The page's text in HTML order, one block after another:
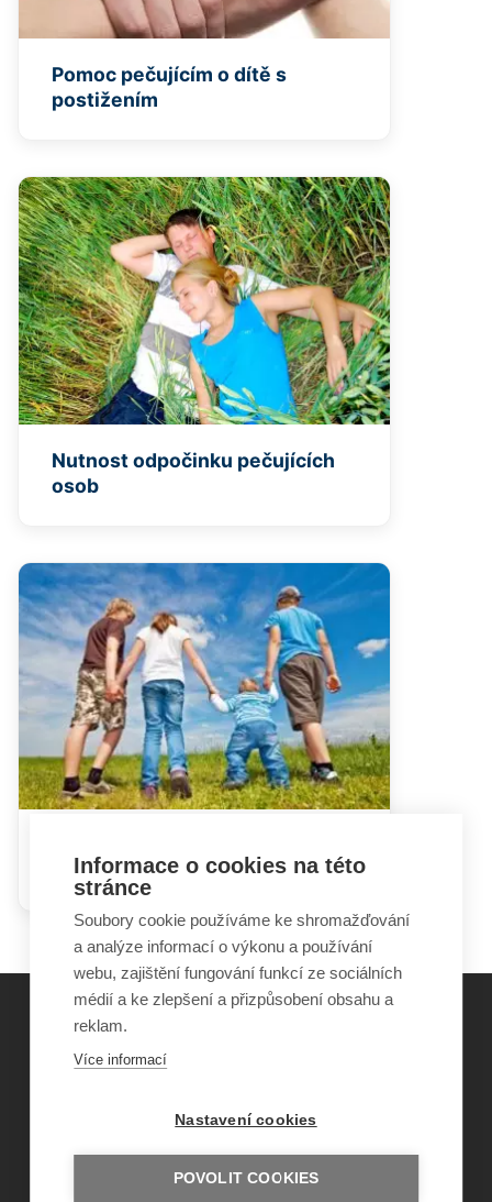
Pomoc pečujícím o dítě s
postižením
Nutnost odpočinku pečujících
osob
dítě
©Obecně prospěšná společnost Sirius
ISSN 1805-8876
nazory@sancedetem.cz
Odběr novinek e-mailem
Informace o cookies na této
stránce
Soubory cookie používáme ke shromažďování
a analýze informací o výkonu a používání
webu, zajištění fungování funkcí ze sociálních
médií a ke zlepšení a přizpůsobení obsahu a
reklam.
Více informací
Nastavení cookies
POVOLIT COOKIES